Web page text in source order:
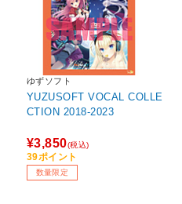
ゆずソフト
YUZUSOFT VOCAL COLLE
CTION 2018-2023
¥3,850(税込)
39ポイント
数量限定